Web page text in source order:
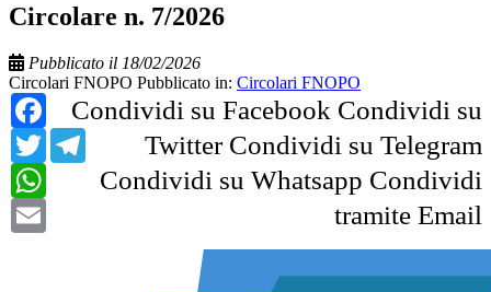
Circolare n. 7/2026
Pubblicato il 18/02/2026
Circolari FNOPO Pubblicato in: Circolari FNOPO
Condividi su Facebook
Facebook
Condividi su
Twitter
Twitter Condividi su Telegram
Telegram
Condividi su Whatsapp
WhatsApp
Condividi
tramite Email